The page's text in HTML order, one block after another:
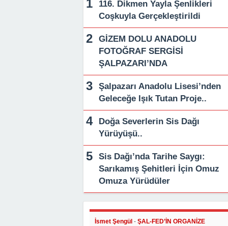
116. Dikmen Yayla Şenlikleri
Coşkuyla Gerçekleştirildi
GİZEM DOLU ANADOLU
FOTOĞRAF SERGİSİ
ŞALPAZARI’NDA
Şalpazarı Anadolu Lisesi’nden
Geleceğe Işık Tutan Proje..
Doğa Severlerin Sis Dağı
Yürüyüşü..
Sis Dağı’nda Tarihe Saygı:
Sarıkamış Şehitleri İçin Omuz
Omuza Yürüdüler
İsmet Şengül - ŞAL-FED’İN ORGANİZE